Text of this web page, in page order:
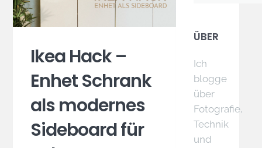
Ikea Hack –
Enhet Schrank
als modernes
Sideboard für
ÜBER
Ich
blogge
über
Fotografie,
Technik
und